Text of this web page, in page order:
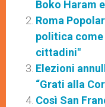
Boko Haram
Roma
politica come
cittadini"
Elezioni
“Grati alla
Così San